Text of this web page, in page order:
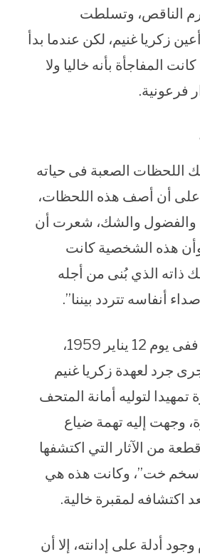
الناقص، وتسلطت
زكريا غنيم، لكن عندما بدأ
المفاجأة بأنه خاليا ولا
فرعونية.
اللحظات الصعبة فى حياته
أن أصف هذه اللحظات،
والفضول والشك، شعرت أن
هذه الشخصية كانت
ذاته الذي بُنى من أجله
أنفاسه تتردد بيننا”.
والأكثر من ذلك، ففى يوم 12 يناير 1959،
جرد لعهدة زكريا غنيم
تمهيدا لتوليه أمانة المتحف
وجهت إليه تهمة ضياع
من الآثار التي اكتشفها
خت”، وكانت هذه هي
اكتشافه لمقبرة خالية.
أدلة على إدانته، إلا أن